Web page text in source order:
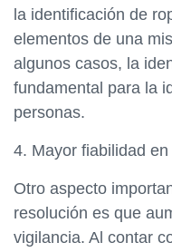
la identificación de
elementos de una
algunos casos, la
fundamental para la
personas.
4. Mayor fiabilidad
Otro aspecto
resolución es que
vigilancia. Al contar